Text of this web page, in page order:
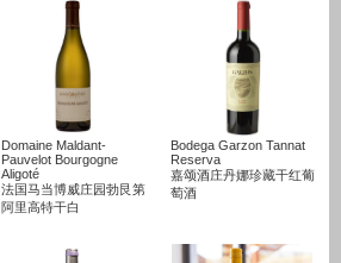
Domaine Maldant-
Pauvelot Bourgogne
Aligoté
法国马当博威庄园勃艮第
阿里高特干白
Bodega Garzon Tannat
Reserva
嘉颂酒庄丹娜珍藏干红葡
萄酒